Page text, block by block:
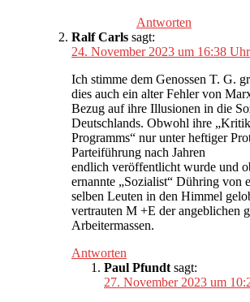
Antworten
Ralf Carls sagt:
24. November 2023 um 16:38 Uhr
Ich stimme dem Genossen T. G.
dies auch ein alter Fehler von
Bezug auf ihre Illusionen in die
Deutschlands. Obwohl ihre
Programms“ nur unter heftiger
Parteiführung nach Jahren
endlich veröffentlicht wurde und
ernannte „Sozialist“ Dühring von
selben Leuten in den Himmel
vertrauten M +E der angeblichen
Arbeitermassen.
Antworten
Paul Pfundt sagt:
27. November 2023 um